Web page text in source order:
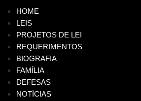
HOME
LEIS
PROJETOS DE LEI
REQUERIMENTOS
BIOGRAFIA
FAMÍLIA
DEFESAS
NOTÍCIAS